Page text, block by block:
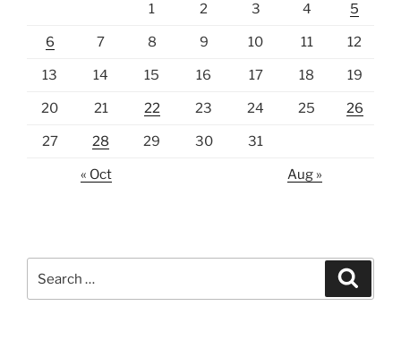
1 2 3 4 5
6 7 8 9 10 11 12
13 14 15 16 17 18 19
20 21 22 23 24 25 26
27 28 29 30 31
« Oct Aug »
for: